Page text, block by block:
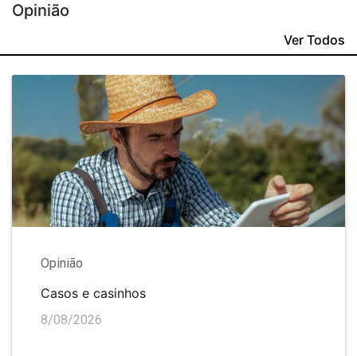
Opinião
Ver Todos
Opinião
Casos e casinhos
8/08/2026